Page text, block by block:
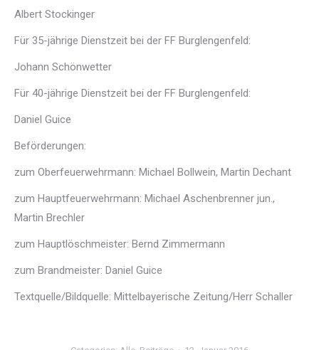
Albert Stockinger
Für 35-jährige Dienstzeit bei der FF Burglengenfeld:
Johann Schönwetter
Für 40-jährige Dienstzeit bei der FF Burglengenfeld:
Daniel Guice
Beförderungen:
zum Oberfeuerwehrmann: Michael Bollwein, Martin Dechant
zum Hauptfeuerwehrmann: Michael Aschenbrenner jun.,
Martin Brechler
zum Hauptlöschmeister: Bernd Zimmermann
zum Brandmeister: Daniel Guice
Textquelle/Bildquelle: Mittelbayerische Zeitung/Herr Schaller